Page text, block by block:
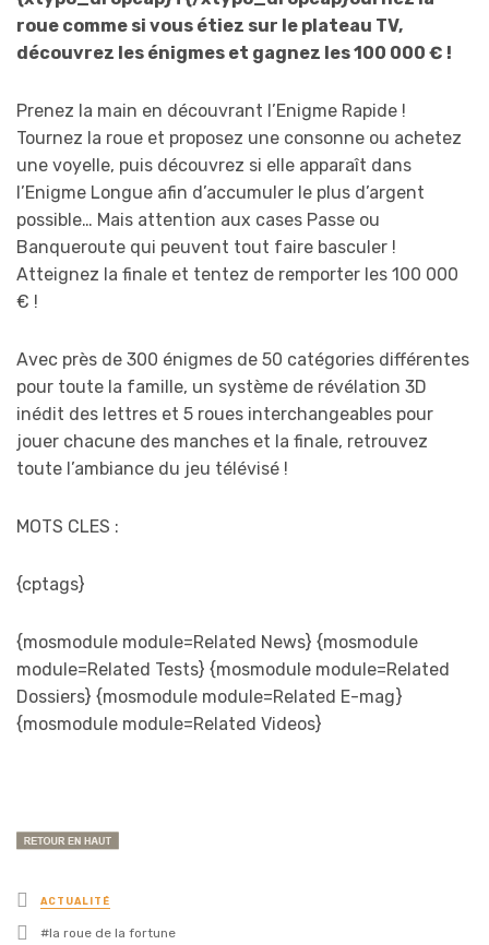
roue comme si vous étiez sur le plateau TV,
découvrez les énigmes et gagnez les 100 000 € !
Prenez la main en découvrant l’Enigme Rapide !
Tournez la roue et proposez une consonne ou achetez
une voyelle, puis découvrez si elle apparaît dans
l’Enigme Longue afin d’accumuler le plus d’argent
possible… Mais attention aux cases Passe ou
Banqueroute qui peuvent tout faire basculer !
Atteignez la finale et tentez de remporter les 100 000
€ !
Avec près de 300 énigmes de 50 catégories différentes
pour toute la famille, un système de révélation 3D
inédit des lettres et 5 roues interchangeables pour
jouer chacune des manches et la finale, retrouvez
toute l’ambiance du jeu télévisé !
MOTS CLES :
{cptags}
{mosmodule module=Related News} {mosmodule
module=Related Tests} {mosmodule module=Related
Dossiers} {mosmodule module=Related E-mag}
{mosmodule module=Related Videos}
Posted
in
ACTUALITÉ
Tagged
la roue de la fortune